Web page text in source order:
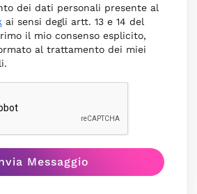
dei dati personali presente al
ai sensi degli artt. 13 e 14 del
il mio consenso esplicito,
al trattamento dei miei